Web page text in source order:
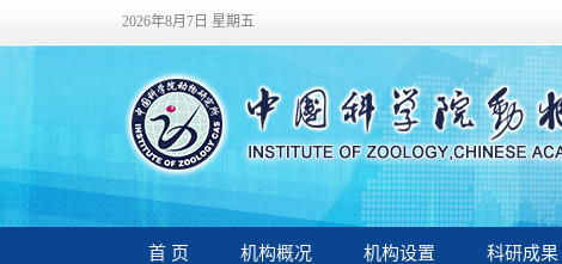
2026年8月7日 星期五
首 页 机构概况 机构设置 科研成果